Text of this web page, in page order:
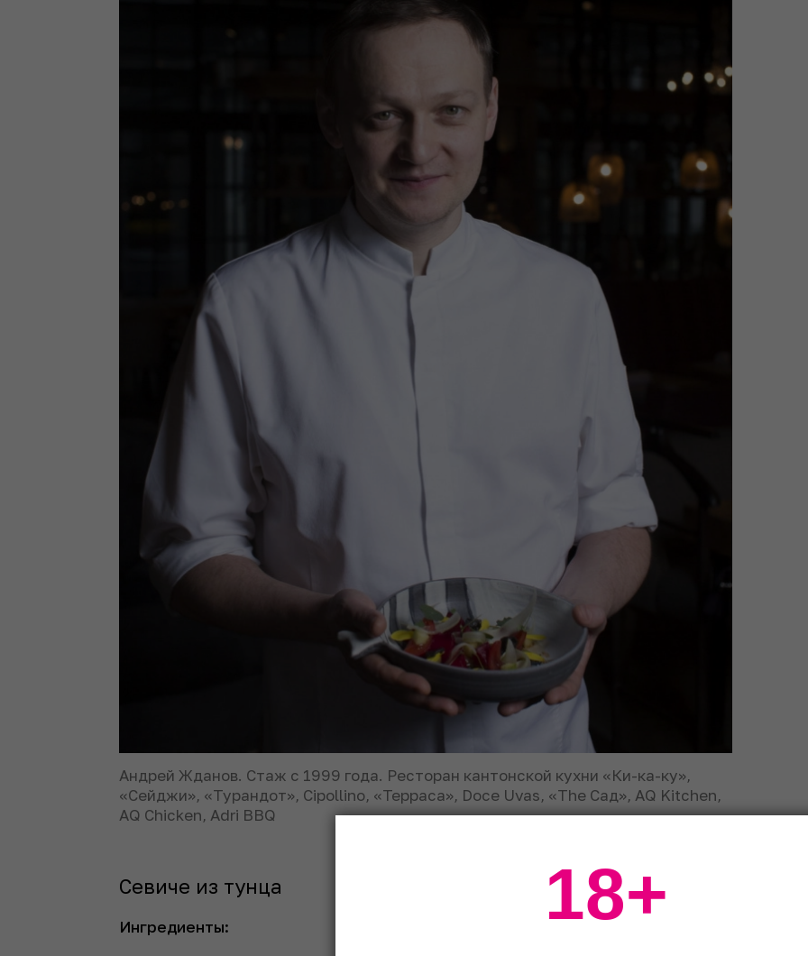
Андрей Жданов. Стаж с 1999 года. Ресторан кантонской кухни «Ки-ка-ку»,
«Сейджи», «Турандот», Cipollino, «Терраса», Doce Uvas, «The Сад», AQ Kitchen,
AQ Chicken, Adri BBQ
Севиче из тунца
Ингредиенты: 18+